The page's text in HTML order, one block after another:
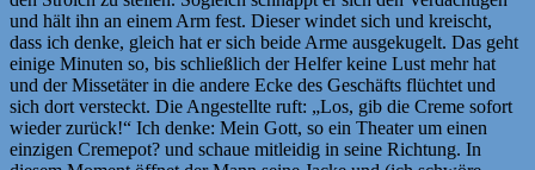
und hält ihn an einem Arm fest. Dieser windet sich und kreischt,
dass ich denke, gleich hat er sich beide Arme ausgekugelt. Das geht
einige Minuten so, bis schließlich der Helfer keine Lust mehr hat
und der Missetäter in die andere Ecke des Geschäfts flüchtet und
sich dort versteckt. Die Angestellte ruft: „Los, gib die Creme sofort
wieder zurück!“ Ich denke: Mein Gott, so ein Theater um einen
einzigen Cremepot? und schaue mitleidig in seine Richtung. In